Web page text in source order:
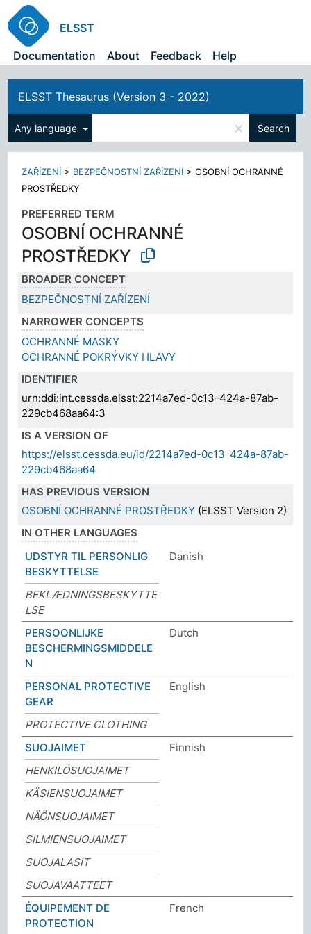
ELSST
Documentation
About Feedback Help
ELSST Thesaurus (Version 3 - 2022)
Any language × Search
ZAŘÍZENÍ > BEZPEČNOSTNÍ ZAŘÍZENÍ >OSOBNÍ OCHRANNÉ
PROSTŘEDKY
PREFERRED TERM
OSOBNÍ OCHRANNÉ
PROSTŘEDKY
BROADER CONCEPT
BEZPEČNOSTNÍ ZAŘÍZENÍ
NARROWER CONCEPTS
OCHRANNÉ MASKY
OCHRANNÉ POKRÝVKY HLAVY
IDENTIFIER
urn:ddi:int.cessda.elsst:2214a7ed-0c13-424a-87ab-
229cb468aa64:3
IS A VERSION OF
https://elsst.cessda.eu/id/2214a7ed-0c13-424a-87ab-
229cb468aa64
HAS PREVIOUS VERSION
OSOBNÍ OCHRANNÉ PROSTŘEDKY (ELSST Version 2)
IN OTHER LANGUAGES
UDSTYR TIL PERSONLIG
BESKYTTELSE
Danish
BEKLÆDNINGSBESKYTTE
LSE
PERSOONLIJKE
BESCHERMINGSMIDDELE
N
Dutch
PERSONAL PROTECTIVE
GEAR
English
PROTECTIVE CLOTHING
SUOJAIMET
Finnish
HENKILÖSUOJAIMET
KÄSIENSUOJAIMET
NÄÖNSUOJAIMET
SILMIENSUOJAIMET
SUOJALASIT
SUOJAVAATTEET
ÉQUIPEMENT DE
PROTECTION
French